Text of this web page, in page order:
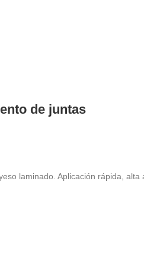
de juntas
laminado. Aplicación rápida,